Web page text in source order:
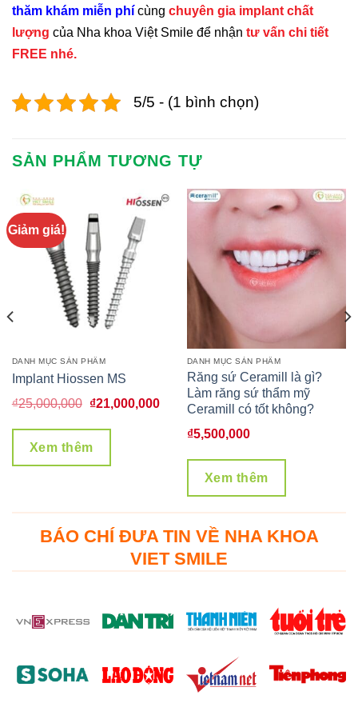
thăm khám miễn phí cùng chuyên gia implant chất
lượng của Nha khoa Việt Smile để nhận tư vấn chi tiết
FREE nhé.
5/5 - (1 bình chọn)
SẢN PHẨM TƯƠNG TỰ
Giảm giá!
DANH MỤC SẢN PHẨM
Implant Hiossen MS
₫25,000,000
Giá
là:
₫25,000,000.
₫21,000,000Giá
₫21,000,000.
Xem thêm
DANH MỤC SẢN PHẨM
Răng sứ Ceramill là gì?
Làm răng sứ thẩm mỹ
Ceramill có tốt không?
₫5,500,000
Xem thêm
BÁO CHÍ ĐƯA TIN VỀ NHA KHOA
VIET SMILE